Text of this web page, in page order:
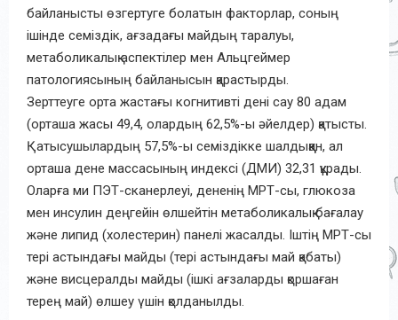
байланысты өзгертуге болатын факторлар, соның
ішінде семіздік, ағзадағы майдың таралуы,
метаболикалық аспектілер мен Альцгеймер
патологиясының байланысын қарастырды.
Зерттеуге орта жастағы когнитивті дені сау 80 адам
(орташа жасы 49,4, олардың 62,5%-ы әйелдер) қатысты.
Қатысушылардың 57,5%-ы семіздікке шалдыққан, ал
орташа дене массасының индексі (ДМИ) 32,31 құрады.
Оларға ми ПЭТ-сканерлеуі, дененің МРТ-сы, глюкоза
мен инсулин деңгейін өлшейтін метаболикалық бағалау
және липид (холестерин) панелі жасалды. Іштің МРТ-сы
тері астындағы майды (тері астындағы май қабаты)
және висцералды майды (ішкі ағзаларды қоршаған
терең май) өлшеу үшін қолданылды.